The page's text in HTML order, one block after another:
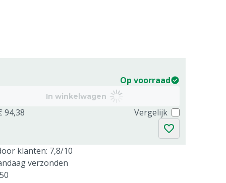
Op voorraad
In winkelwagen
94,38 Vergelijk
klanten: 7,8/10
verzonden